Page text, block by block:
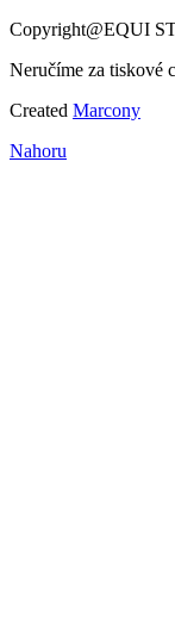
Copyright@EQUI
Neručíme za tiskové
Created Marcony
Nahoru